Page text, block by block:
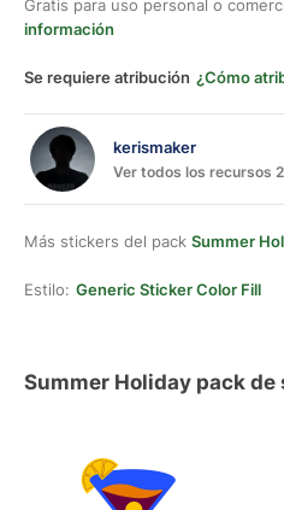
Gratis para uso personal o
información
Se requiere atribución ¿Cómo
kerismaker
Ver todos los recursos
Más stickers del pack Summer
Estilo: Generic Sticker Color Fill
Summer Holiday pack